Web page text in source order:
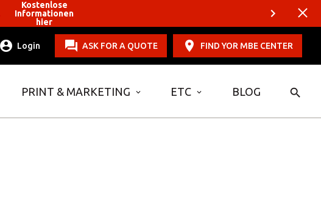
Kostenlose
Informationen
hier
Login ASK FOR A QUOTE FIND YOR MBE CENTER
PRINT & MARKETING ETC BLOG